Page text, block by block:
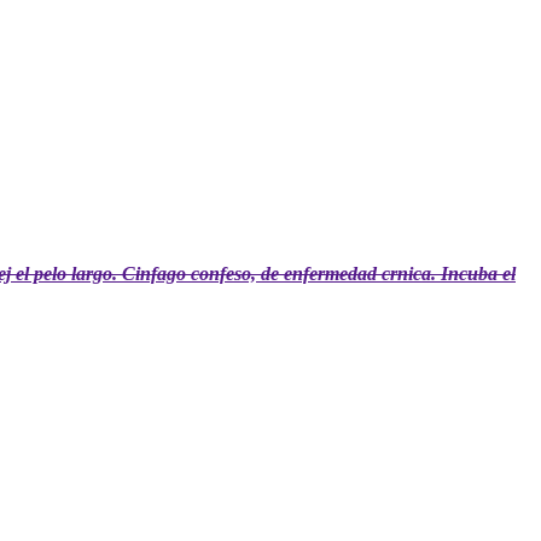
el pelo largo. Cinfago confeso, de enfermedad crnica. Incuba el